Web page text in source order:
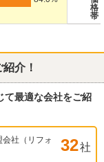
格
帯
介！
て最適な会社をご紹
社（リフォ
32社